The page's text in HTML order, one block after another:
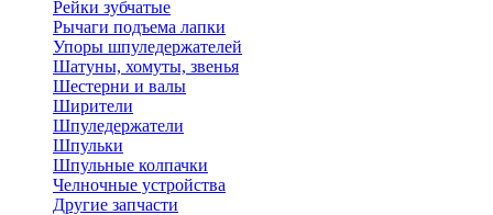
Рейки зубчатые
Рычаги подъема лапки
Упоры шпуледержателей
Шатуны, хомуты, звенья
Шестерни и валы
Ширители
Шпуледержатели
Шпульки
Шпульные колпачки
Челночные устройства
Другие запчасти